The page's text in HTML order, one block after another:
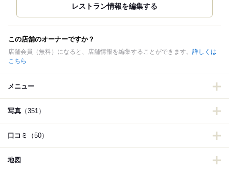
この店舗のオーナーですか？
店舗会員（無料）になると、店舗情報を編集することができます。 詳しくは
こちら
メニュー
写真 （351）
口コミ （50）
地図